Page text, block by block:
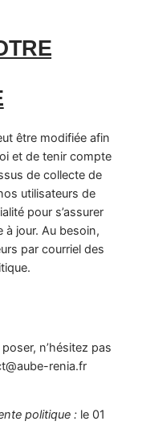
être modifiée afin
et de tenir compte
de collecte de
utilisateurs de
pour s’assurer
à jour. Au besoin,
par courriel des
n’hésitez pas
renia.fr
politique : le 01